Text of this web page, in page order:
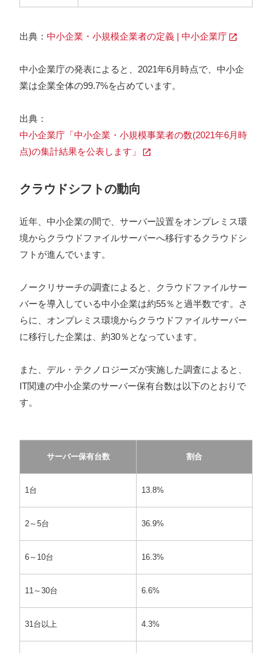
出典： 中小企業・小規模企業者の定義 | 中小企業庁
中小企業庁の発表によると、2021年6月時点で、中小企
業は企業全体の99.7%を占めています。
出典：
中小企業庁「中小企業・小規模事業者の数(2021年6月時
点)の集計結果を公表します」
クラウドシフトの動向
近年、中小企業の間で、サーバー設置をオンプレミス環
境からクラウドファイルサーバーへ移行するクラウドシ
フトが進んでいます。
ノークリサーチの調査によると、クラウドファイルサー
バーを導入している中小企業は約55％と過半数です。さ
らに、オンプレミス環境からクラウドファイルサーバー
に移行した企業は、約30％となっています。
また、デル・テクノロジーズが実施した調査によると、
IT関連の中小企業のサーバー保有台数は以下のとおりで
す。
サーバー保有台数 割合
1台 13.8%
2～5台 36.9%
6～10台 16.3%
11～30台 6.6%
31台以上 4.3%